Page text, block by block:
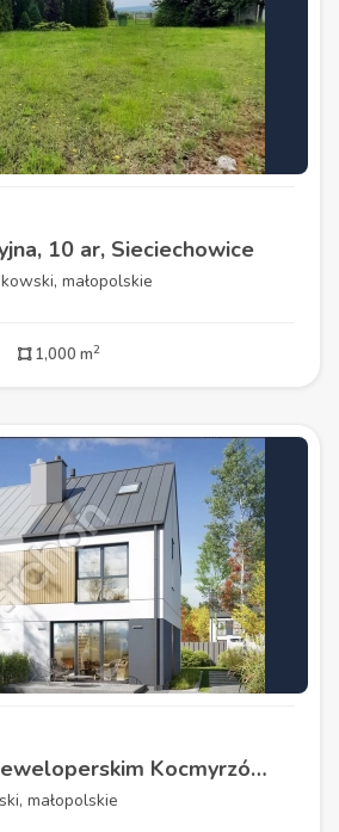
10 ar, Sieciechowice
małopolskie
1,000 m2
Dom w stanie deweloperskim Kocmyrzów-Luborzyca
małopolskie